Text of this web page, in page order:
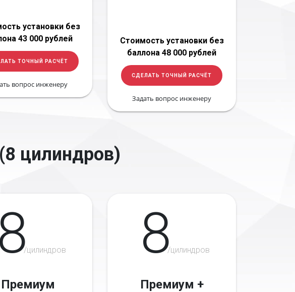
установки без
43 000 рублей
ТОЧНЫЙ РАСЧЁТ
вопрос инженеру
Стоимость установки без
баллона 48 000 рублей
СДЕЛАТЬ ТОЧНЫЙ РАСЧЁТ
Задать вопрос инженеру
цилиндров)
8/цилиндров
Премиум
8/цилиндров
Премиум +